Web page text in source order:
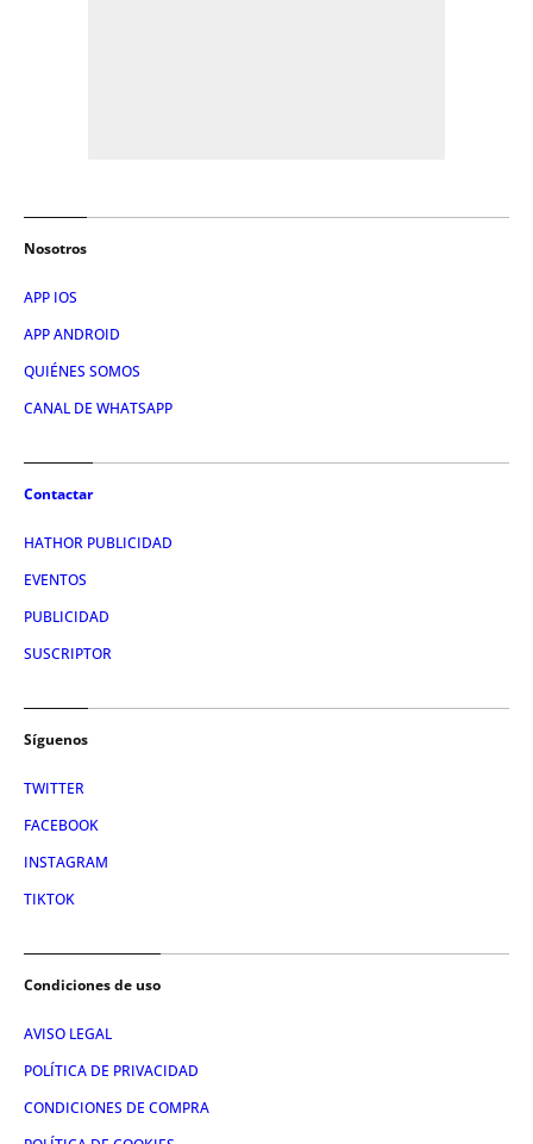
Nosotros
APP IOS
APP ANDROID
QUIÉNES SOMOS
CANAL DE WHATSAPP
Contactar
HATHOR PUBLICIDAD
EVENTOS
PUBLICIDAD
SUSCRIPTOR
Síguenos
TWITTER
FACEBOOK
INSTAGRAM
TIKTOK
Condiciones de uso
AVISO LEGAL
POLÍTICA DE PRIVACIDAD
CONDICIONES DE COMPRA